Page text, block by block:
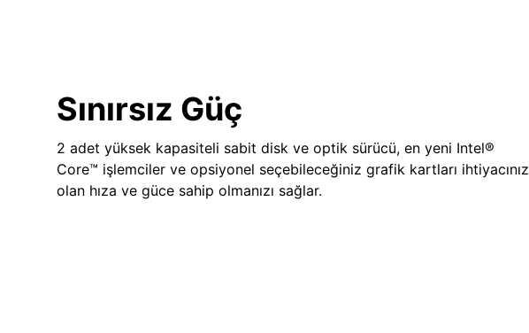
Sınırsız Güç
2 adet yüksek kapasiteli sabit disk ve optik sürücü, en yeni Intel®
Core™ işlemciler ve opsiyonel seçebileceğiniz grafik kartları ihtiyacınız
olan hıza ve güce sahip olmanızı sağlar.